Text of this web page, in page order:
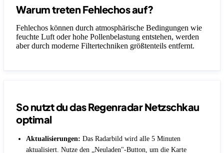
Warum treten Fehlechos auf?
Fehlechos können durch atmosphärische Bedingungen wie
feuchte Luft oder hohe Pollenbelastung entstehen, werden
aber durch moderne Filtertechniken größtenteils entfernt.
So nutzt du das Regenradar Netzschkau
optimal
Aktualisierungen: Das Radarbild wird alle 5 Minuten
aktualisiert. Nutze den „Neuladen"-Button, um die Karte